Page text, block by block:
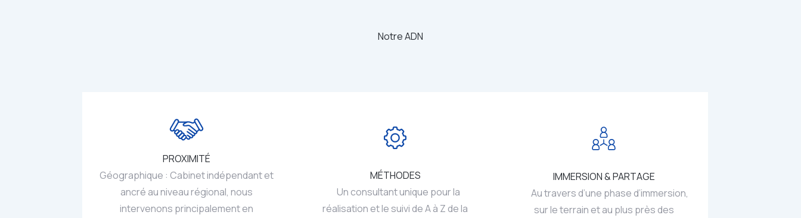
Notre ADN
PROXIMITÉ
Géographique : Cabinet indépendant et
ancré au niveau régional, nous
intervenons principalement en
MÉTHODES
Un consultant unique pour la
réalisation et le suivi de A à Z de la
IMMERSION & PARTAGE
Au travers d’une phase d’immersion,
sur le terrain et au plus près des